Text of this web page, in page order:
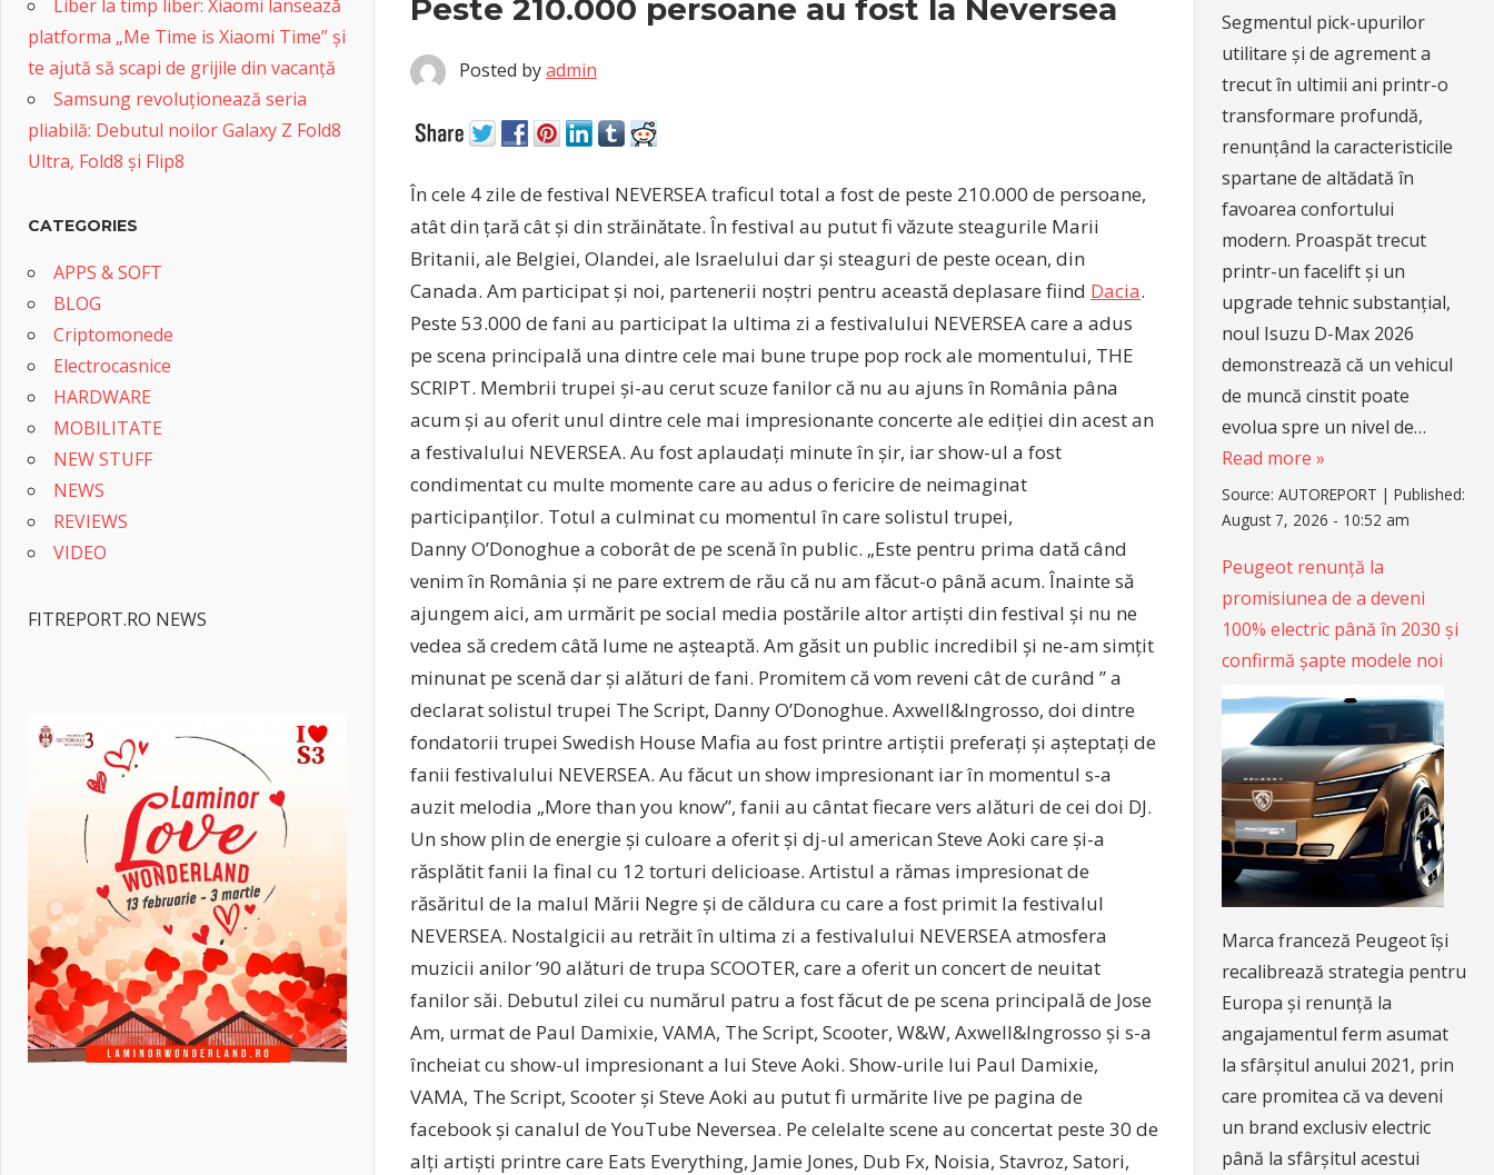
Peste 210.000 persoane au fost la Neversea
Posted byadmin
În cele 4 zile de festival NEVERSEA traficul total a fost de peste 210.000 de persoane,
atât din țară cât și din străinătate. În festival au putut fi văzute steagurile Marii
Britanii, ale Belgiei, Olandei, ale Israelului dar și steaguri de peste ocean, din
Canada. Am participat și noi, partenerii noștri pentru această deplasare fiind Dacia.
Peste 53.000 de fani au participat la ultima zi a festivalului NEVERSEA care a adus
pe scena principală una dintre cele mai bune trupe pop rock ale momentului, THE
SCRIPT. Membrii trupei și-au cerut scuze fanilor că nu au ajuns în România pâna
acum și au oferit unul dintre cele mai impresionante concerte ale ediției din acest an
a festivalului NEVERSEA. Au fost aplaudați minute în șir, iar show-ul a fost
condimentat cu multe momente care au adus o fericire de neimaginat
participanților. Totul a culminat cu momentul în care solistul trupei,
Danny O’Donoghue a coborât de pe scenă în public. „Este pentru prima dată când
venim în România și ne pare extrem de rău că nu am făcut-o până acum. Înainte să
ajungem aici, am urmărit pe social media postările altor artiști din festival și nu ne
vedea să credem câtă lume ne așteaptă. Am găsit un public incredibil și ne-am simțit
minunat pe scenă dar și alături de fani. Promitem că vom reveni cât de curând ” a
declarat solistul trupei The Script, Danny O’Donoghue. Axwell&Ingrosso, doi dintre
fondatorii trupei Swedish House Mafia au fost printre artiștii preferați și așteptați de
fanii festivalului NEVERSEA. Au făcut un show impresionant iar în momentul s-a
auzit melodia „More than you know”, fanii au cântat fiecare vers alături de cei doi DJ.
Un show plin de energie și culoare a oferit și dj-ul american Steve Aoki care și-a
răsplătit fanii la final cu 12 torturi delicioase. Artistul a rămas impresionat de
răsăritul de la malul Mării Negre și de căldura cu care a fost primit la festivalul
NEVERSEA. Nostalgicii au retrăit în ultima zi a festivalului NEVERSEA atmosfera
muzicii anilor ’90 alături de trupa SCOOTER, care a oferit un concert de neuitat
fanilor săi. Debutul zilei cu numărul patru a fost făcut de pe scena principală de Jose
Am, urmat de Paul Damixie, VAMA, The Script, Scooter, W&W, Axwell&Ingrosso și s-a
încheiat cu show-ul impresionant a lui Steve Aoki. Show-urile lui Paul Damixie,
VAMA, The Script, Scooter și Steve Aoki au putut fi urmărite live pe pagina de
facebook și canalul de YouTube Neversea. Pe celelalte scene au concertat peste 30 de
alți artiști printre care Eats Everything, Jamie Jones, Dub Fx, Noisia, Stavroz, Satori,
Liber la timp liber: Xiaomi lansează
platforma „Me Time is Xiaomi Time” și
te ajută să scapi de grijile din vacanță
Samsung revoluționează seria
pliabilă: Debutul noilor Galaxy Z Fold8
Ultra, Fold8 și Flip8
CATEGORIES
APPS & SOFT
BLOG
Criptomonede
Electrocasnice
HARDWARE
MOBILITATE
NEW STUFF
NEWS
REVIEWS
VIDEO
FITREPORT.RO NEWS
Segmentul pick-upurilor
utilitare și de agrement a
trecut în ultimii ani printr-o
transformare profundă,
renunțând la caracteristicile
spartane de altădată în
favoarea confortului
modern. Proaspăt trecut
printr-un facelift și un
upgrade tehnic substanțial,
noul Isuzu D-Max 2026
demonstrează că un vehicul
de muncă cinstit poate
evolua spre un nivel de…
Read more »
Source:AUTOREPORT |Published:
August 7, 2026 - 10:52 am
Peugeot renunță la
promisiunea de a deveni
100% electric până în 2030 și
confirmă șapte modele noi
Marca franceză Peugeot își
recalibrează strategia pentru
Europa și renunță la
angajamentul ferm asumat
la sfârșitul anului 2021, prin
care promitea că va deveni
un brand exclusiv electric
până la sfârșitul acestui